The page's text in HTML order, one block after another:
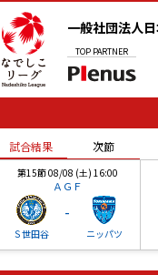
一般社団法人
TOP PARTNER
試合結果 次節
第15節 08/08 (土) 16:00
ＡＧＦ
Ｓ世田谷
-
ニッパツ